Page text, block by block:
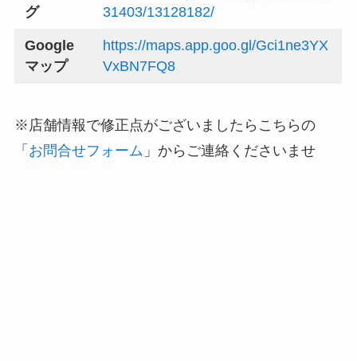
グ
31403/13128182/
Google
マップ
https://maps.app.goo.gl/Gci1ne3YX
VxBN7FQ8
※店舗情報で修正点がございましたらこちらの
「 お問合せフォーム 」からご連絡くださいませ